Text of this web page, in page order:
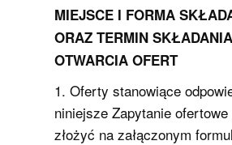
MIEJSCE I FORMA
ORAZ TERMIN
OTWARCIA OFERT
1. Oferty stanowiące
niniejsze Zapytanie
złożyć na załączonym